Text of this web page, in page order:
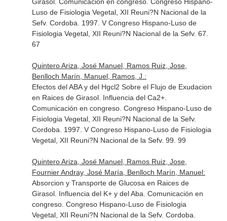
Luso de Fisiologia Vegetal, XII Reuni?N Nacional de la
Sefv. Cordoba. 1997. V Congreso Hispano-Luso de
Fisiologia Vegetal, XII Reuni?N Nacional de la Sefv. 67.
67
Quintero Ariza, José Manuel, Ramos Ruiz, Jose,
Benlloch Marín, Manuel, Ramos, J.:
Efectos del ABA y del Hgcl2 Sobre el Flujo de Exudacion
en Raices de Girasol. Influencia del Ca2+.
Comunicación en congreso. Congreso Hispano-Luso de
Fisiologia Vegetal, XII Reuni?N Nacional de la Sefv.
Cordoba. 1997. V Congreso Hispano-Luso de Fisiologia
Vegetal, XII Reuni?N Nacional de la Sefv. 99. 99
Quintero Ariza, José Manuel, Ramos Ruiz, Jose,
Fournier Andray, José María, Benlloch Marín, Manuel:
Absorcion y Transporte de Glucosa en Raices de
Girasol. Influencia del K+ y del Aba. Comunicación en
congreso. Congreso Hispano-Luso de Fisiologia
Vegetal, XII Reuni?N Nacional de la Sefv. Cordoba.